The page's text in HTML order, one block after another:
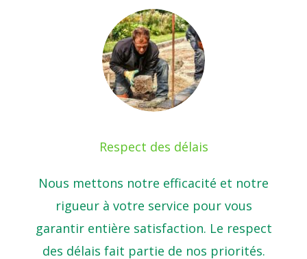
Respect des délais
Nous mettons notre efficacité et notre
rigueur à votre service pour vous
garantir entière satisfaction. Le respect
des délais fait partie de nos priorités.